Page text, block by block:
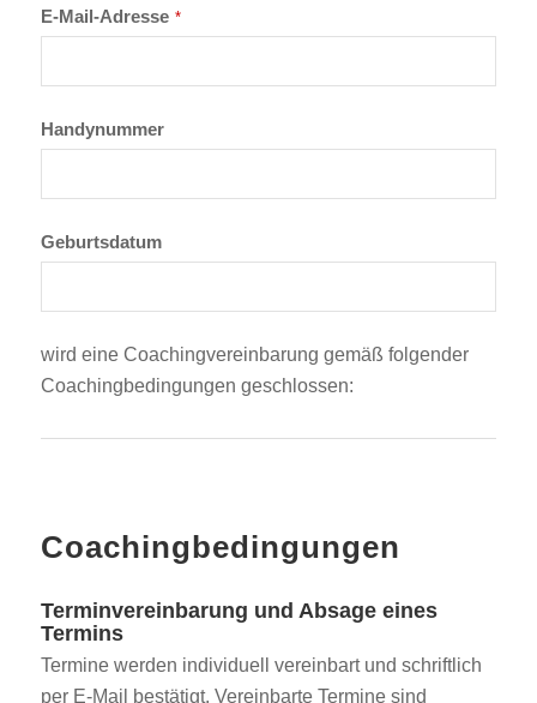
E-Mail-Adresse *
Handynummer
Geburtsdatum
wird eine Coachingvereinbarung gemäß folgender
Coachingbedingungen geschlossen:
Coachingbedingungen
Terminvereinbarung und Absage eines
Termins
Termine werden individuell vereinbart und schriftlich
per E-Mail bestätigt. Vereinbarte Termine sind